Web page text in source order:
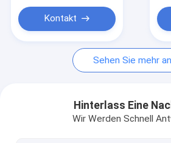
Fordern Sie ein Zitat
Draht-Kräuselungsmaschinen
Lötende Kräuselungsmaschine
Kontakt
Sehen Sie mehr an
Hinterlass Eine
Wir Werden Schnell